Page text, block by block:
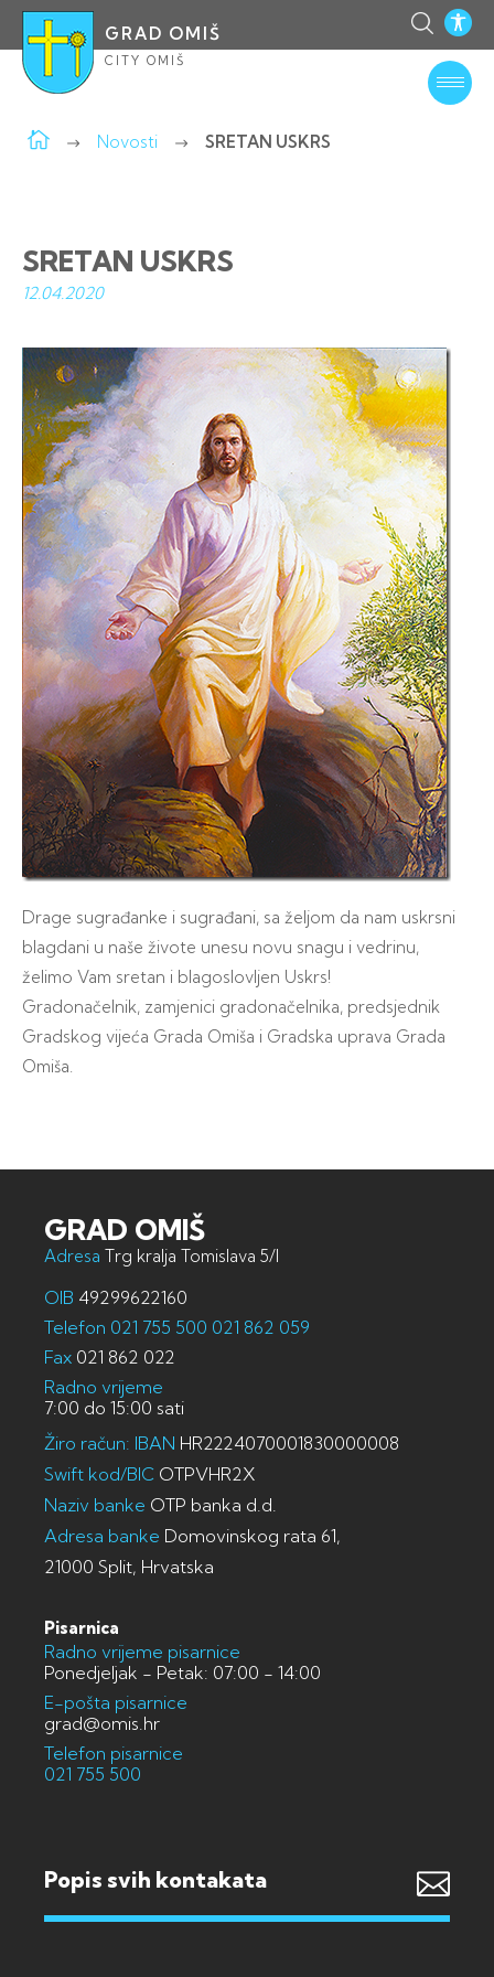
GRAD OMIŠ
CITY OMIŠ
Novosti SRETAN USKRS
SRETAN USKRS
12.04.2020
Drage sugrađanke i sugrađani, sa željom da nam uskrsni
blagdani u naše živote unesu novu snagu i vedrinu,
želimo Vam sretan i blagoslovljen Uskrs!
Gradonačelnik, zamjenici gradonačelnika, predsjednik
Gradskog vijeća Grada Omiša i Gradska uprava Grada
Omiša.
GRAD OMIŠ
Adresa Trg kralja Tomislava 5/I
OIB 49299622160
Telefon 021 755 500 021 862 059
Fax 021 862 022
Radno vrijeme
7:00 do 15:00 sati
Žiro račun: IBAN HR2224070001830000008
Swift kod/BIC OTPVHR2X
Naziv banke OTP banka d.d.
Adresa banke Domovinskog rata 61,
21000 Split, Hrvatska
Pisarnica
Radno vrijeme pisarnice
Ponedjeljak - Petak: 07:00 - 14:00
E-pošta pisarnice
grad@omis.hr
Telefon pisarnice
021 755 500
Popis svih kontakata